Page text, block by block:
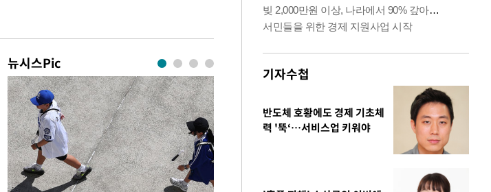
뉴시스Pic
기자수첩
반도체 호황에도 경제 기초체
력 '뚝‘…서비스업 키워야